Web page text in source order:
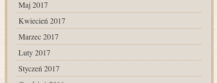
Maj 2017
Kwiecień 2017
Marzec 2017
Luty 2017
Styczeń 2017